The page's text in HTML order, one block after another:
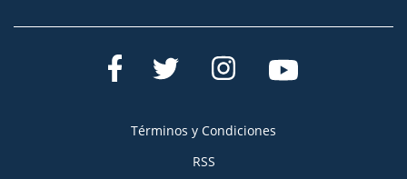
Términos y Condiciones
RSS